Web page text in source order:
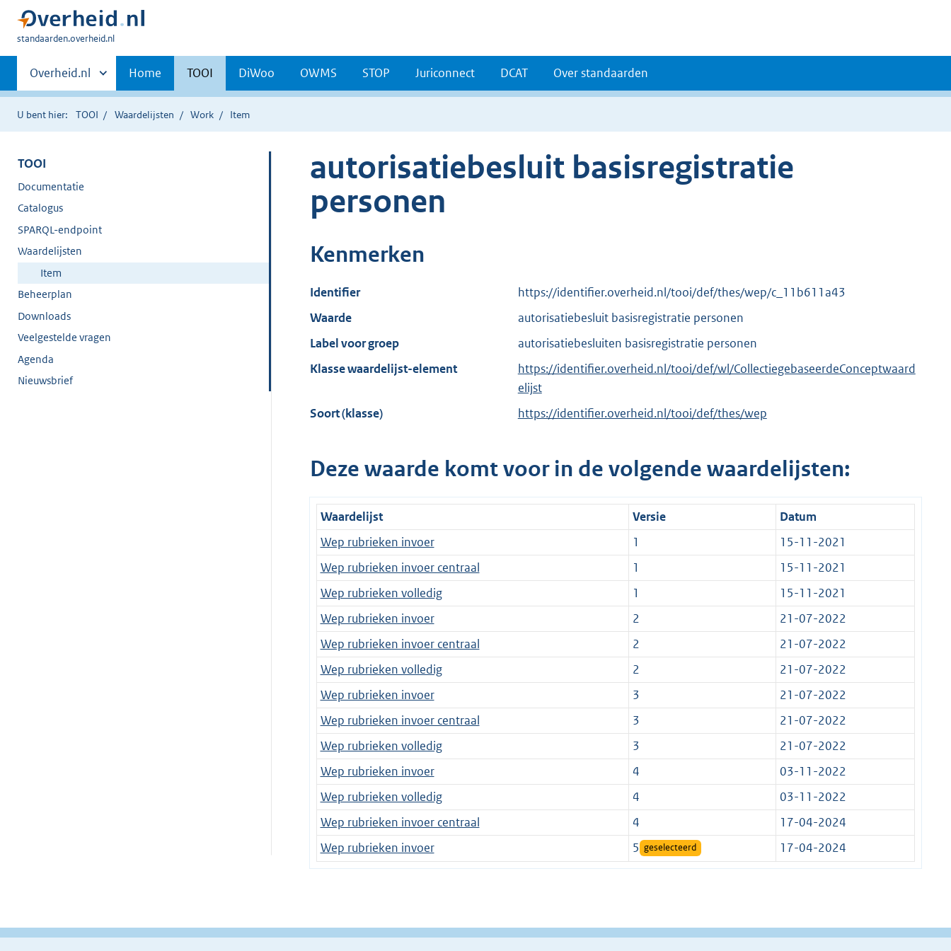
U
hier:
standaarden.overheid.nl
Primaire
navigatie
Andere
sites
binnen
Overheid.nl Home TOOI DiWoo OWMS STOP Juriconnect DCAT Over standaarden
U bent hier: TOOI Waardelijsten Work Item
TOOI
Documentatie
Catalogus
SPARQL-endpoint
Waardelijsten
Item
Beheerplan
Downloads
Veelgestelde vragen
Agenda
Nieuwsbrief
autorisatiebesluit basisregistratie
personen
Kenmerken
Identifier
https://identifier.overheid.nl/tooi/def/thes/wep/c_11b611a43
Waarde
autorisatiebesluit basisregistratie personen
Label voor groep
autorisatiebesluiten basisregistratie personen
Klasse waardelijst-element
https://identifier.overheid.nl/tooi/def/wl/CollectiegebaseerdeConceptwaard
elijst
Soort (klasse)
https://identifier.overheid.nl/tooi/def/thes/wep
Deze waarde komt voor in de volgende waardelijsten:
Waardelijst Versie
Datum
Wep rubrieken invoer
1
15-11-2021
Wep rubrieken invoer centraal
1
15-11-2021
Wep rubrieken volledig
1
15-11-2021
Wep rubrieken invoer
2
21-07-2022
Wep rubrieken invoer centraal
2
21-07-2022
Wep rubrieken volledig
2
21-07-2022
Wep rubrieken invoer
3
21-07-2022
Wep rubrieken invoer centraal
3
21-07-2022
Wep rubrieken volledig
3
21-07-2022
Wep rubrieken invoer
4
03-11-2022
Wep rubrieken volledig
4
03-11-2022
Wep rubrieken invoer centraal
4
17-04-2024
Wep rubrieken invoer
5 geselecteerd 17-04-2024